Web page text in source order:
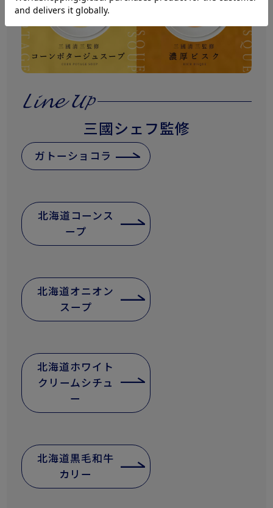
三國シェフ監修
ガトーショコラ
北海道コーンス
ープ
北海道オニオン
スープ
北海道ホワイト
クリームシチュ
ー
北海道黒毛和牛
カリー